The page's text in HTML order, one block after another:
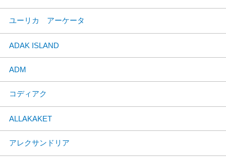
ユーリカ アーケータ
ADAK ISLAND
ADM
コディアク
ALLAKAKET
アレクサンドリア